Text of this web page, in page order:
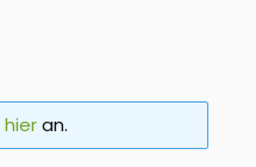
hieran.